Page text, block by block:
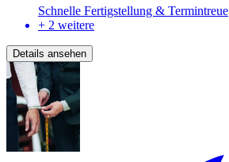
Schnelle Fertigstellung & Termintreue
+ 2 weitere
Details ansehen